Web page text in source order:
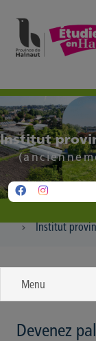
Institut
Institut
Menu
Devenez